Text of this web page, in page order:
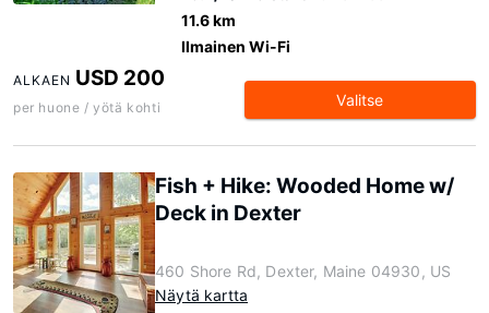
11.6 km
Ilmainen Wi-Fi
ALKAEN USD 200
per huone / yötä kohti Valitse
Fish + Hike: Wooded Home w/
Deck in Dexter
460 Shore Rd, Dexter, Maine 04930, US
Näytä kartta